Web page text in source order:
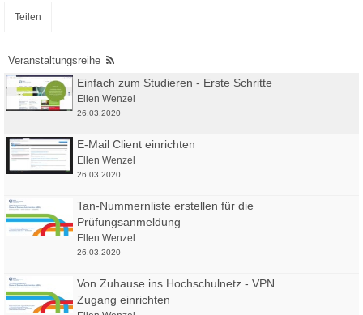
Teilen
Veranstaltungsreihe
Einfach zum Studieren - Erste Schritte
Ellen Wenzel
26.03.2020
E-Mail Client einrichten
Ellen Wenzel
26.03.2020
Tan-Nummernliste erstellen für die
Prüfungsanmeldung
Ellen Wenzel
26.03.2020
Von Zuhause ins Hochschulnetz - VPN
Zugang einrichten